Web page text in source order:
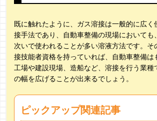
既に触れたように、ガス溶接は一般的に広く
接手法であり、自動車整備の現場においても
次いで使われることが多い溶液方法です。そ
接技能者資格を持っていれば、自動車整備は
工場や建設現場、造船など、溶接を行う業種
の幅を広げることが出来るでしょう。
ピックアップ関連記事